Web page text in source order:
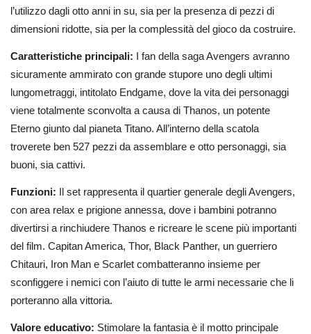
l’utilizzo dagli otto anni in su, sia per la presenza di pezzi di
dimensioni ridotte, sia per la complessità del gioco da costruire.
Caratteristiche principali: I fan della saga Avengers avranno
sicuramente ammirato con grande stupore uno degli ultimi
lungometraggi, intitolato Endgame, dove la vita dei personaggi
viene totalmente sconvolta a causa di Thanos, un potente
Eterno giunto dal pianeta Titano. All’interno della scatola
troverete ben 527 pezzi da assemblare e otto personaggi, sia
buoni, sia cattivi.
Funzioni: Il set rappresenta il quartier generale degli Avengers,
con area relax e prigione annessa, dove i bambini potranno
divertirsi a rinchiudere Thanos e ricreare le scene più importanti
del film. Capitan America, Thor, Black Panther, un guerriero
Chitauri, Iron Man e Scarlet combatteranno insieme per
sconfiggere i nemici con l’aiuto di tutte le armi necessarie che li
porteranno alla vittoria.
Valore educativo: Stimolare la fantasia è il motto principale